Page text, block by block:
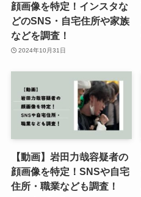
顔画像を特定！インスタな
どのSNS・自宅住所や家族
などを調査！
2024年10月31日
【動画】岩田力哉容疑者の
顔画像を特定！SNSや自宅
住所・職業なども調査！